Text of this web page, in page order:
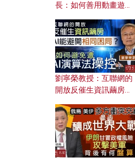
長：如何善用動畫遊戲
劉寧榮教授：互聯網的
開放反催生資訊繭房，
何避免遭AI演算法操
控？